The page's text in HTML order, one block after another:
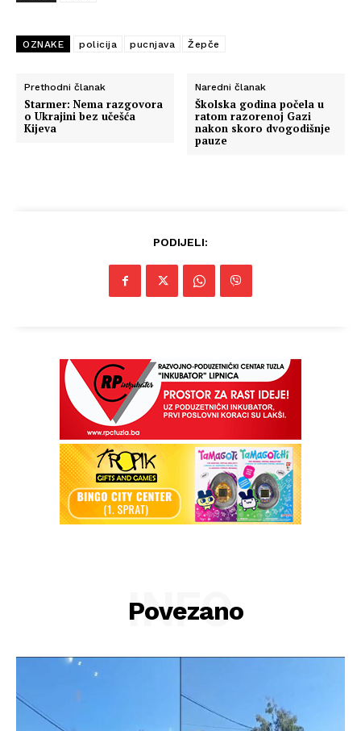
OZNAKE policija pucnjava Žepče
Prethodni članak
Starmer: Nema razgovora
o Ukrajini bez učešća
Kijeva
Naredni članak
Školska godina počela u
ratom razorenoj Gazi
nakon skoro dvogodišnje
pauze
PODIJELI:
Povezano
INFO